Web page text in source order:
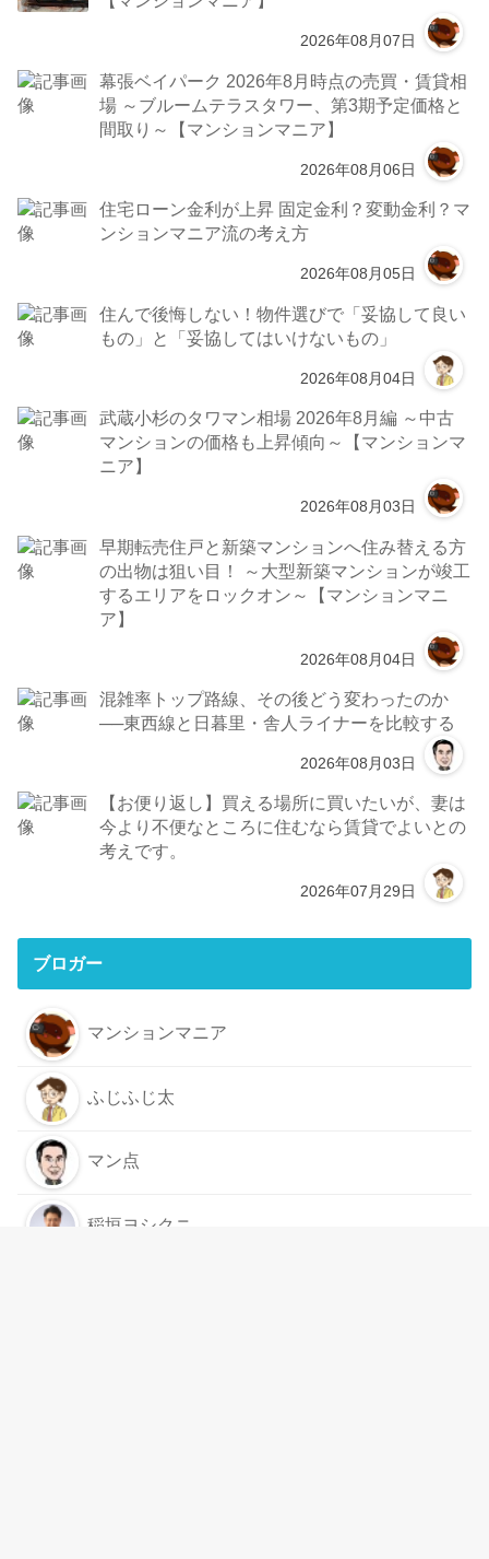
2026年08月07日
幕張ベイパーク 2026年8月時点の売買・賃貸相
場 ～ブルームテラスタワー、第3期予定価格と
間取り～【マンションマニア】
2026年08月06日
住宅ローン金利が上昇 固定金利？変動金利？マ
ンションマニア流の考え方
2026年08月05日
住んで後悔しない！物件選びで「妥協して良い
もの」と「妥協してはいけないもの」
2026年08月04日
武蔵小杉のタワマン相場 2026年8月編 ～中古
マンションの価格も上昇傾向～【マンションマ
ニア】
2026年08月03日
早期転売住戸と新築マンションへ住み替える方
の出物は狙い目！ ～大型新築マンションが竣工
するエリアをロックオン～【マンションマニ
ア】
2026年08月04日
混雑率トップ路線、その後どう変わったのか
──東西線と日暮里・舎人ライナーを比較する
2026年08月03日
【お便り返し】買える場所に買いたいが、妻は
今より不便なところに住むなら賃貸でよいとの
考えです。
2026年07月29日
ブロガー
マンションマニア
ふじふじ太
マン点
稲垣ヨシクニ